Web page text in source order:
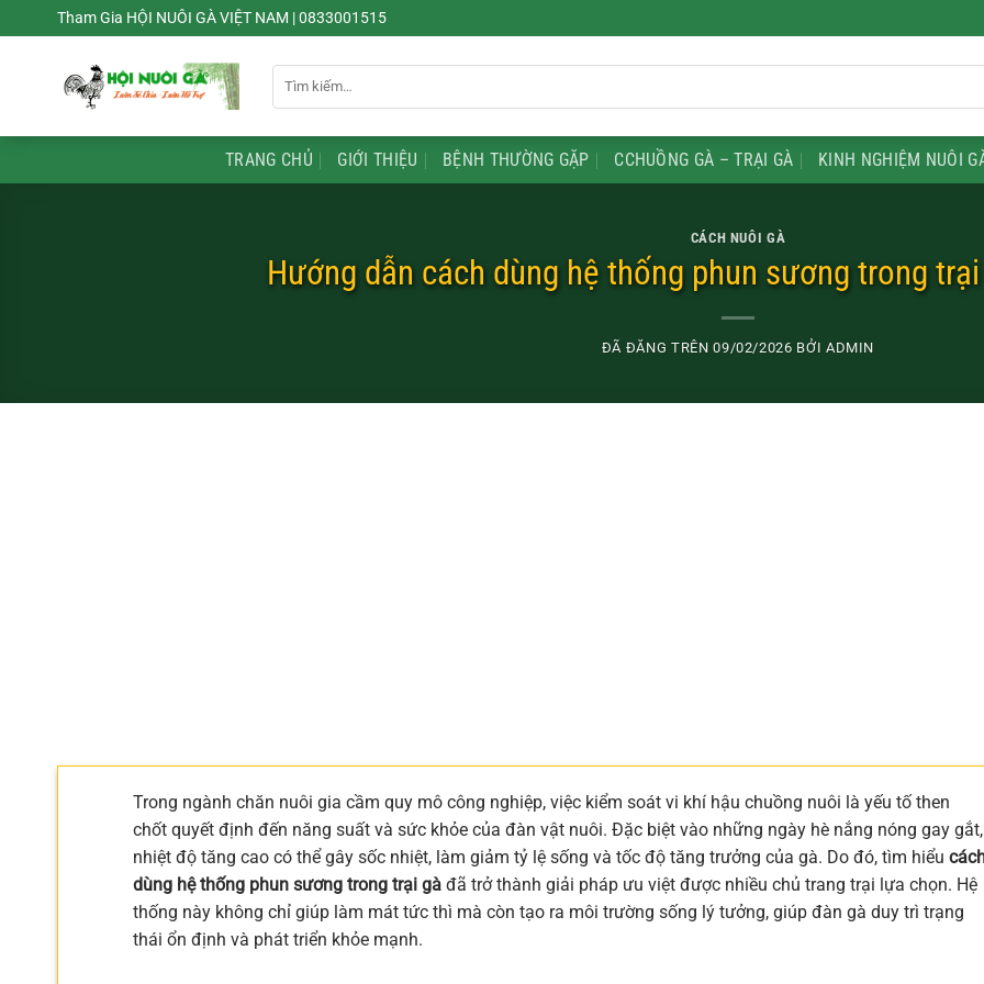
đến
Tham Gia HỘI NUÔI GÀ VIỆT NAM | 0833001515
kiếm:
TRANG CHỦ GIỚI THIỆU BỆNH THƯỜNG GẶP CCHUỒNG GÀ – TRẠI GÀ KINH NGHIỆM NUÔI
CÁCH NUÔI GÀ
Hướng dẫn cách dùng hệ thống phun sương trong
ĐÃ ĐĂNG TRÊN09/02/2026 BỞI ADMIN
Trong ngành chăn nuôi gia cầm quy mô công nghiệp, việc kiểm soát vi khí hậu chuồng nuôi là yếu tố then
chốt quyết định đến năng suất và sức khỏe của đàn vật nuôi. Đặc biệt vào những ngày hè nắng nóng gay gắt,
nhiệt độ tăng cao có thể gây sốc nhiệt, làm giảm tỷ lệ sống và tốc độ tăng trưởng của gà. Do đó, tìm hiểu
dùng hệ thống phun sương trong trại gà đã trở thành giải pháp ưu việt được nhiều chủ trang trại lựa chọn. Hệ
thống này không chỉ giúp làm mát tức thì mà còn tạo ra môi trường sống lý tưởng, giúp đàn gà duy trì trạng
thái ổn định và phát triển khỏe mạnh.